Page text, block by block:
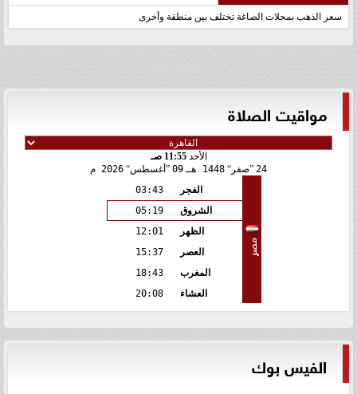
سعر الذهب بمحلات الصاغة تختلف بين منطقة وأخرى
مواقيت الصلاة
الأحد11:55 صـ
24 صفر 1448 هـ 09 أغسطس 2026 م
مصر
الفجر
03:43
الشروق
05:19
الظهر
12:01
العصر
15:37
المغرب
18:43
العشاء
20:08
الفيس بوك